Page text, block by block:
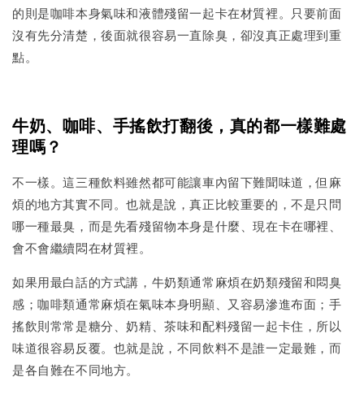
的則是咖啡本身氣味和液體殘留一起卡在材質裡。只要前面
沒有先分清楚，後面就很容易一直除臭，卻沒真正處理到重
點。
牛奶、咖啡、手搖飲打翻後，真的都一樣難處
理嗎？
不一樣。這三種飲料雖然都可能讓車內留下難聞味道，但麻
煩的地方其實不同。也就是說，真正比較重要的，不是只問
哪一種最臭，而是先看殘留物本身是什麼、現在卡在哪裡、
會不會繼續悶在材質裡。
如果用最白話的方式講，牛奶類通常麻煩在奶類殘留和悶臭
感；咖啡類通常麻煩在氣味本身明顯、又容易滲進布面；手
搖飲則常常是糖分、奶精、茶味和配料殘留一起卡住，所以
味道很容易反覆。也就是說，不同飲料不是誰一定最難，而
是各自難在不同地方。